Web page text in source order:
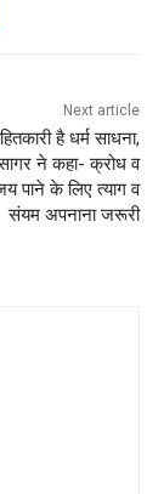
Next article
है धर्म साधना,
सागर ने कहा- क्रोध व
पाने के लिए त्याग व
संयम अपनाना जरूरी